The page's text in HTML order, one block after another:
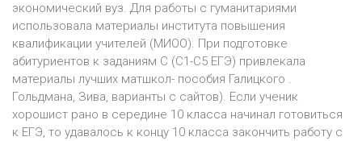
экономический вуз. Для работы с гуманитариями
использовала материалы института повышения
квалификации учителей (МИОО). При подготовке
абитуриентов к заданиям С (С1-С5 ЕГЭ) привлекала
материалы лучших матшкол- пособия Галицкого .
Гольдмана, Зива, варианты с cайтов). Если ученик
хорошист рано в середине 10 класса начинал готовиться
к ЕГЭ, то удавалось к концу 10 класса закончить работу с